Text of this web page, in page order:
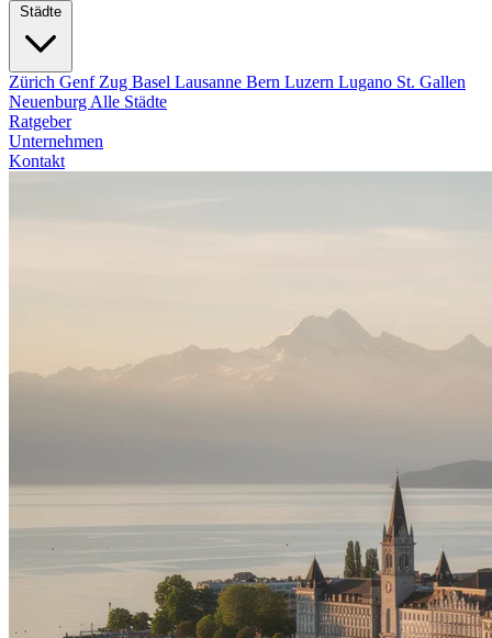
Städte
Zürich Genf Zug Basel Lausanne Bern Luzern Lugano St. Gallen
Neuenburg Alle Städte
Ratgeber
Unternehmen
Kontakt